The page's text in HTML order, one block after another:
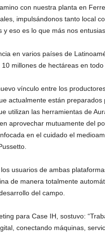
con nuestra planta en
impulsándonos tanto local
eso es lo que más nos
en varios países de
millones de hectáreas en todo
vínculo entre los
actualmente están preparados
utilizan las herramientas de
aprovechar mutuamente del
en el cuidado el
usuarios de ambas
de manera totalmente
del campo.
para Case IH, sostuvo:
conectando máquinas,